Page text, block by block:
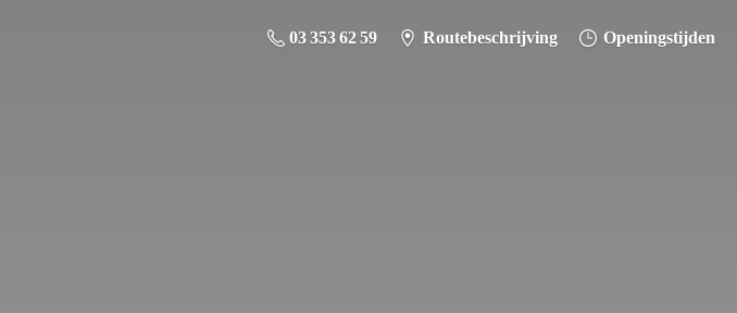
03 353 62 59 Routebeschrijving Openingstijden